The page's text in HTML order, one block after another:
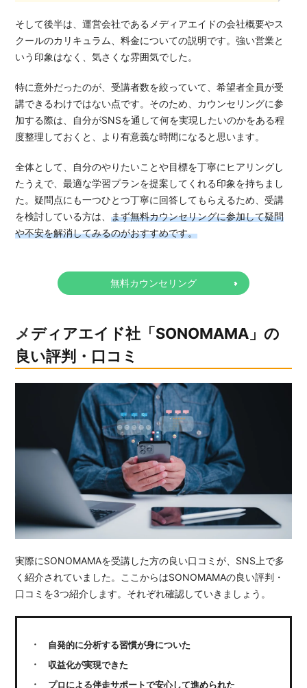
そして後半は、運営会社であるメディアエイドの会社概要やス
クールのカリキュラム、料金についての説明です。強い営業と
いう印象はなく、気さくな雰囲気でした。
特に意外だったのが、受講者数を絞っていて、希望者全員が受
講できるわけではない点です。そのため、カウンセリングに参
加する際は、自分がSNSを通して何を実現したいのかをある程
度整理しておくと、より有意義な時間になると思います。
全体として、自分のやりたいことや目標を丁寧にヒアリングし
たうえで、最適な学習プランを提案してくれる印象を持ちまし
た。疑問点にも一つひとつ丁寧に回答してもらえるため、受講
を検討している方は、まず無料カウンセリングに参加して疑問
や不安を解消してみるのがおすすめです。
無料カウンセリング
メディアエイド社「SONOMAMA」の
良い評判・口コミ
実際にSONOMAMAを受講した方の良い口コミが、SNS上で多
く紹介されていました。ここからはSONOMAMAの良い評判・
口コミを3つ紹介します。それぞれ確認していきましょう。
自発的に分析する習慣が身についた
収益化が実現できた
プロによる伴走サポートで安心して進められた